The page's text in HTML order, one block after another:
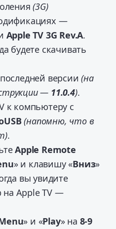
(3G)
—
Apple TV 3G Rev.A.
будете скачивать
версии(на
— 11.0.4).
к компьютеру с
(напомню, что в
.
Apple Remote
» и клавишу «Вниз»
вы увидите
Apple TV —
» и «Play» на 8-9